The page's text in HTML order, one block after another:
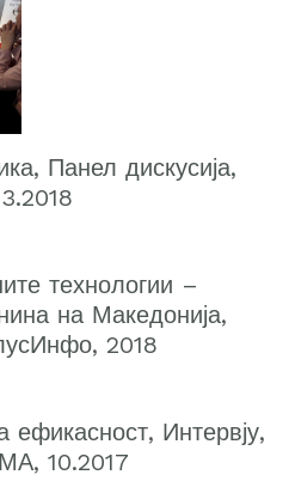
Панел дискусија,
технологии –
на Македонија,
2018
ефикасност, Интервју,
10.2017